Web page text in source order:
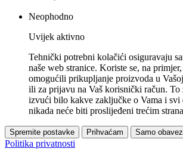
Neophodno
Uvijek aktivno
Tehnički potrebni kolačići osiguravaju
naše web stranice. Koriste se, na
omogućili prikupljanje proizvoda u
ili za prijavu na Vaš korisnički račun. To
izvući bilo kakve zaključke o Vama i svi
nikada neće biti proslijeđeni trećim
Spremite postavke Prihvaćam Samo
Politika privatnosti